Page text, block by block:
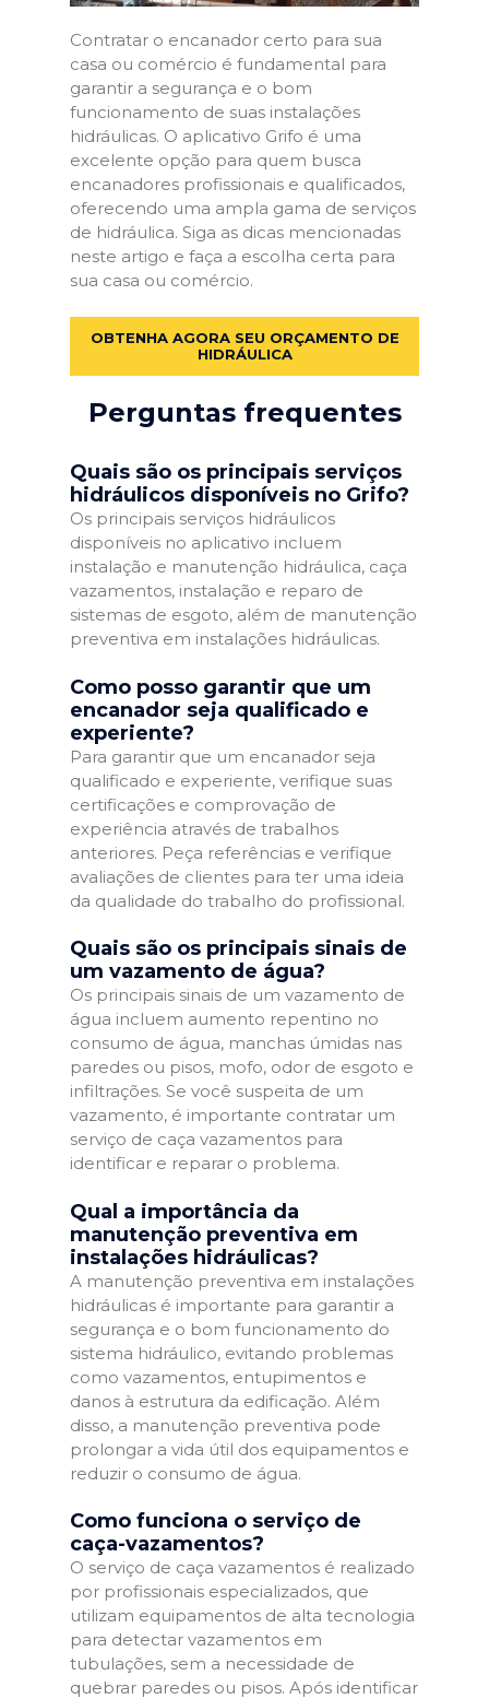
Contratar o encanador certo para sua
casa ou comércio é fundamental para
garantir a segurança e o bom
funcionamento de suas instalações
hidráulicas. O aplicativo Grifo é uma
excelente opção para quem busca
encanadores profissionais e qualificados,
oferecendo uma ampla gama de serviços
de hidráulica. Siga as dicas mencionadas
neste artigo e faça a escolha certa para
sua casa ou comércio.
OBTENHA AGORA SEU ORÇAMENTO DE
HIDRÁULICA
Perguntas frequentes
Quais são os principais serviços
hidráulicos disponíveis no Grifo?
Os principais serviços hidráulicos
disponíveis no aplicativo incluem
instalação e manutenção hidráulica, caça
vazamentos, instalação e reparo de
sistemas de esgoto, além de manutenção
preventiva em instalações hidráulicas.
Como posso garantir que um
encanador seja qualificado e
experiente?
Para garantir que um encanador seja
qualificado e experiente, verifique suas
certificações e comprovação de
experiência através de trabalhos
anteriores. Peça referências e verifique
avaliações de clientes para ter uma ideia
da qualidade do trabalho do profissional.
Quais são os principais sinais de
um vazamento de água?
Os principais sinais de um vazamento de
água incluem aumento repentino no
consumo de água, manchas úmidas nas
paredes ou pisos, mofo, odor de esgoto e
infiltrações. Se você suspeita de um
vazamento, é importante contratar um
serviço de caça vazamentos para
identificar e reparar o problema.
Qual a importância da
manutenção preventiva em
instalações hidráulicas?
A manutenção preventiva em instalações
hidráulicas é importante para garantir a
segurança e o bom funcionamento do
sistema hidráulico, evitando problemas
como vazamentos, entupimentos e
danos à estrutura da edificação. Além
disso, a manutenção preventiva pode
prolongar a vida útil dos equipamentos e
reduzir o consumo de água.
Como funciona o serviço de
caça-vazamentos?
O serviço de caça vazamentos é realizado
por profissionais especializados, que
utilizam equipamentos de alta tecnologia
para detectar vazamentos em
tubulações, sem a necessidade de
quebrar paredes ou pisos. Após identificar